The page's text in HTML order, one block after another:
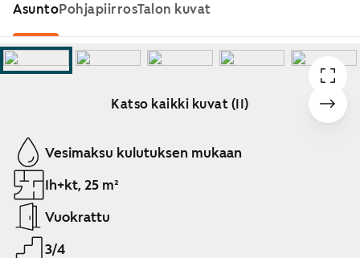
AsuntoPohjapiirrosTalon kuvat
Katso kaikki kuvat (11)
Näytetään dia 1 / 11
Vesimaksu kulutuksen mukaan
1h+kt, 25 m²
Vuokrattu
3/4